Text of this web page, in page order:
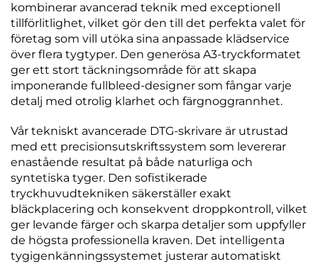
kombinerar avancerad teknik med exceptionell
tillförlitlighet, vilket gör den till det perfekta valet för
företag som vill utöka sina anpassade klädservice
över flera tygtyper. Den generösa A3-tryckformatet
ger ett stort täckningsområde för att skapa
imponerande fullbleed-designer som fångar varje
detalj med otrolig klarhet och färgnoggrannhet.
Vår tekniskt avancerade DTG-skrivare är utrustad
med ett precisionsutskriftssystem som levererar
enastående resultat på både naturliga och
syntetiska tyger. Den sofistikerade
tryckhuvudtekniken säkerställer exakt
bläckplacering och konsekvent droppkontroll, vilket
ger levande färger och skarpa detaljer som uppfyller
de högsta professionella kraven. Det intelligenta
tygigenkänningssystemet justerar automatiskt